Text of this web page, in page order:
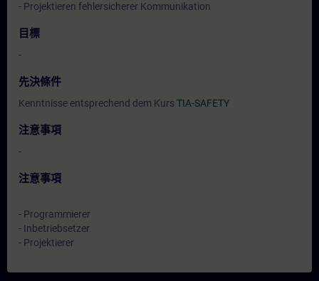
- Projektieren fehlersicherer Kommunikation
目標
-
先決條件
Kenntnisse entsprechend dem Kurs TIA-SAFETY
注意事項
-
注意事項
- Programmierer
- Inbetriebsetzer
- Projektierer